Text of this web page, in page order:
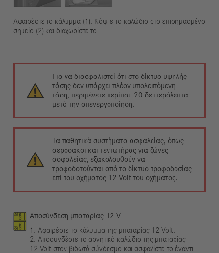
Αφαιρέστε το κάλυμμα (1). Κόψτε το καλώδιο στο επισημασμένο
σημείο (2) και διαχωρίστε το.
Για να διασφαλιστεί ότι στο δίκτυο υψηλής
τάσης δεν υπάρχει πλέον υπολειπόμενη
τάση, περιμένετε περίπου 20 δευτερόλεπτα
μετά την απενεργοποίηση.
Τα παθητικά συστήματα ασφαλείας, όπως
αερόσακοι και τεντωτήρας για ζώνες
ασφαλείας, εξακολουθούν να
τροφοδοτούνται από το δίκτυο τροφοδοσίας
επί του οχήματος 12 Volt του οχήματος.
Αποσύνδεση μπαταρίας 12 V
1. Αφαιρέστε το κάλυμμα της μπαταρίας 12 Volt.
2. Αποσυνδέστε το αρνητικό καλώδιο της μπαταρίας
12 Volt στον βιδωτό σύνδεσμο και ασφαλίστε το έναντι